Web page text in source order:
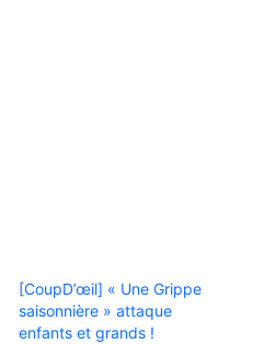
[CoupD’œil] « Une Grippe
saisonnière » attaque
enfants et grands !